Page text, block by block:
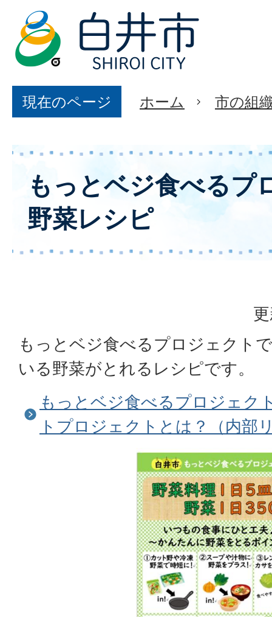
現在のページ ホーム 市の組
もっとベジ食べるプ
野菜レシピ
もっとベジ食べるプロジェクト
いる野菜がとれるレシピです。
もっとベジ食べるプロジェク
トプロジェクトとは？（内部